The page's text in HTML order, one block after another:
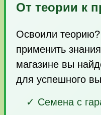
От теории к
Освоили
применить
магазине вы
для успешного
✓ Семена с